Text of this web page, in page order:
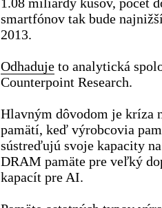
smartfónov tak bude
2013.
Odhaduje to analytická
Counterpoint Research.
Hlavným dôvodom je kríza
pamätí, keď výrobcovia
sústreďujú svoje kapacity
DRAM pamäte pre veľký
kapacít pre AI.